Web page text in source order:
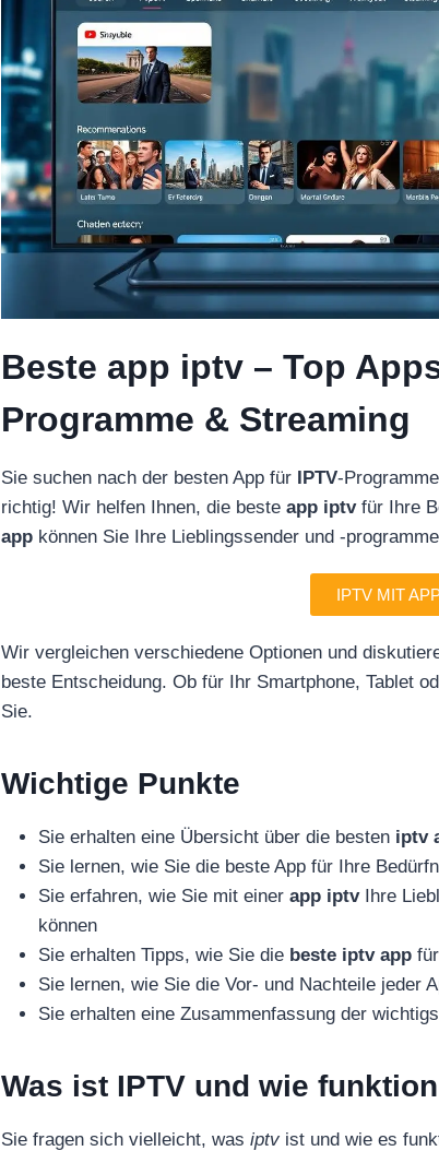
Beste app iptv – Top
Programme & Streaming
Sie suchen nach der besten App für IPTV-
richtig! Wir helfen Ihnen, die beste app iptvfür Ihre
app können Sie Ihre Lieblingssender und -
IPTV MIT
Wir vergleichen verschiedene Optionen und
beste Entscheidung. Ob für Ihr Smartphone, Tablet
Sie.
Wichtige Punkte
Sie erhalten eine Übersicht über die besten iptv
Sie lernen, wie Sie die beste App für Ihre
Sie erfahren, wie Sie mit einer app iptvIhre
können
Sie erhalten Tipps, wie Sie die beste iptv app
Sie lernen, wie Sie die Vor- und Nachteile jeder
Sie erhalten eine Zusammenfassung der
Was ist IPTV und wie
Sie fragen sich vielleicht, was iptv ist und wie es